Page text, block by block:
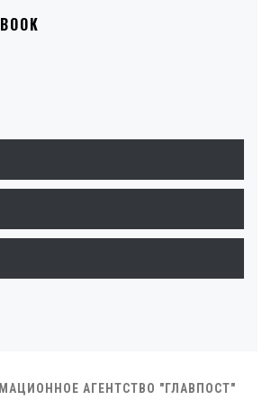
АГЕНТСТВО "ГЛАВПОСТ"